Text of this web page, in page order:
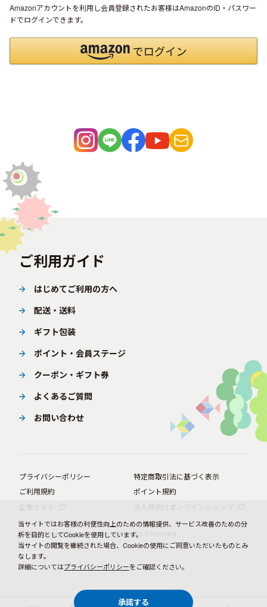
Amazonアカウントを利用し会員登録されたお客様はAmazonのID・パスワー
ドでログインできます。
ご利用ガイド
はじめてご利用の方へ
配送・送料
ギフト包装
ポイント・会員ステージ
クーポン・ギフト券
よくあるご質問
お問い合わせ
プライバシーポリシー
特定商取引法に基づく表示
ご利用規約
ポイント規約
© BørneLund Corporation. All Rights Reserved.
当サイトではお客様の利便性向上のための情報提供、サービス改善のための分
析を目的としてCookieを使用しています。
当サイトの閲覧を継続された場合、Cookieの使用にご同意いただいたものとみ
なします。
詳細についてはプライバシーポリシーをご確認ください。
承諾する